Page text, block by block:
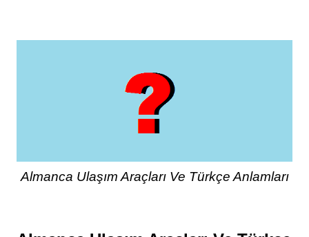
Almanca Ulaşım Araçları Ve Türkçe Anlamları